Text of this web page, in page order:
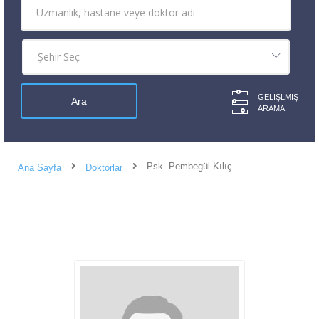
GELIŞLMIŞ
ARAMA
Ana Sayfa Doktorlar Psk. Pembegül Kılıç